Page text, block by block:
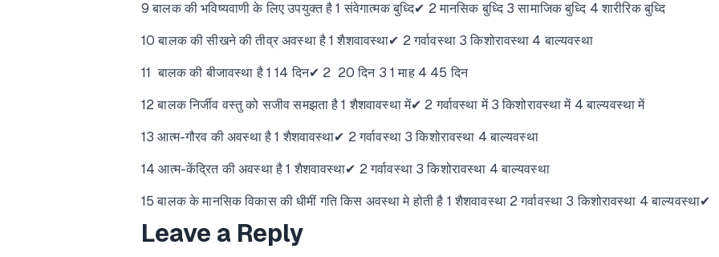
9 बालक की भविष्यवाणी के लिए उपयुक्त है 1 संवेगात्मक बुध्दि✔ 2 मानसिक बुध्दि 3 सामाजिक बुध्दि 4 शारीरिक बुध्दि
10 बालक की सीखने की तीव्र अवस्था है 1 शैशवावस्था✔ 2 गर्वावस्था 3 किशोरावस्था 4 बाल्यवस्था
11 बालक की बीजावस्था है 1 14 दिन✔ 2 20 दिन 3 1 माह 4 45 दिन
12 बालक निर्जीव वस्तु को सजीव समझता है 1 शैशवावस्था में✔ 2 गर्वावस्था में 3 किशोरावस्था में 4 बाल्यवस्था में
13 आत्म-गौरव की अवस्था है 1 शैशवावस्था✔ 2 गर्वावस्था 3 किशोरावस्था 4 बाल्यवस्था
14 आत्म-केंद्रित की अवस्था है 1 शैशवावस्था✔ 2 गर्वावस्था 3 किशोरावस्था 4 बाल्यवस्था
15 बालक के मानसिक विकास की धीमीं गति किस अवस्था मे होती है 1 शैशवावस्था 2 गर्वावस्था 3 किशोरावस्था 4 बाल्यवस्था✔
Leave a Reply